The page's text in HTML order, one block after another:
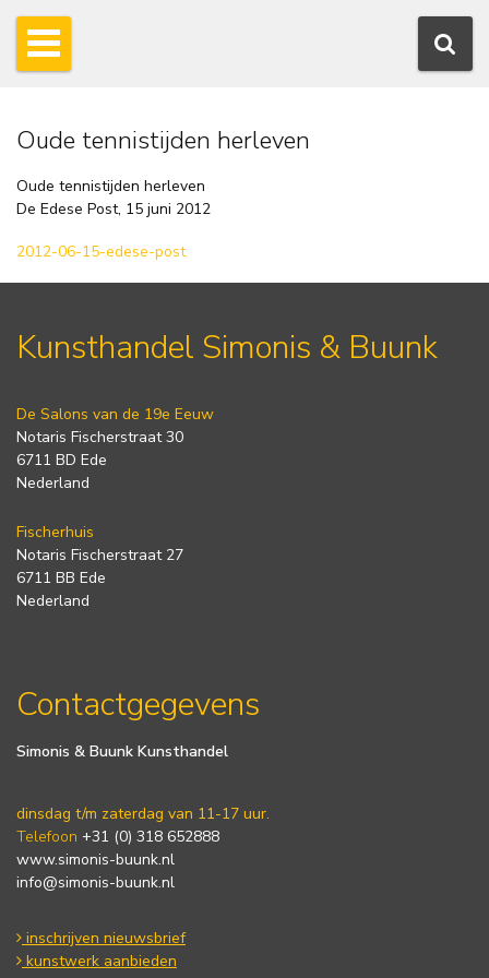
Oude tennistijden herleven
Oude tennistijden herleven
De Edese Post, 15 juni 2012
2012-06-15-edese-post
Kunsthandel Simonis & Buunk
De Salons van de 19e Eeuw
Notaris Fischerstraat 30
6711 BD Ede
Nederland
Fischerhuis
Notaris Fischerstraat 27
6711 BB Ede
Nederland
Contactgegevens
Simonis & Buunk Kunsthandel
dinsdag t/m zaterdag van 11-17 uur.
Telefoon +31 (0) 318 652888
www.simonis-buunk.nl
info@simonis-buunk.nl
inschrijven nieuwsbrief
kunstwerk aanbieden